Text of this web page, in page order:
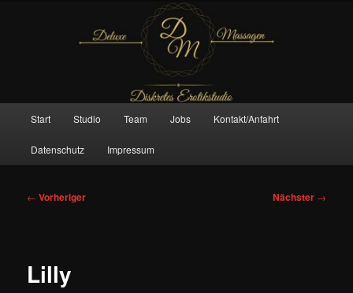
Deluxe Massagen And More
Start Studio Team Jobs Kontakt/Anfahrt
Datenschutz Impressum
Beitragsnavigation
← Vorheriger Nächster →
Lilly